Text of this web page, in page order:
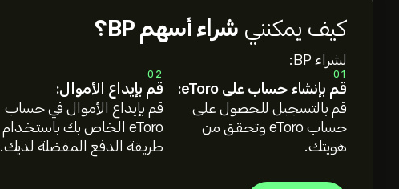
كيف يمكنني شراء أسهم BP؟
لشراء BP:
01
قم بإنشاء حساب على eToro:
قم بالتسجيل للحصول على
حساب eToro وتحقق من
هويتك.
02
قم بإيداع الأموال:
قم بإيداع الأموال في حساب
eToro الخاص بك باستخدام
طريقة الدفع المفضلة لديك.